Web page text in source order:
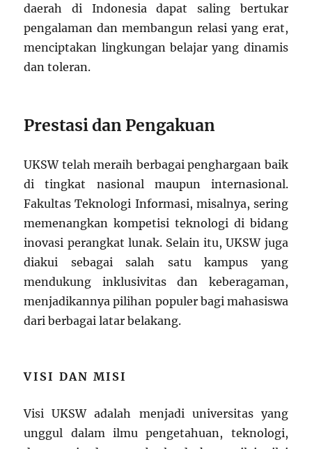
daerah di Indonesia dapat saling bertukar
pengalaman dan membangun relasi yang erat,
menciptakan lingkungan belajar yang dinamis
dan toleran.
Prestasi dan Pengakuan
UKSW telah meraih berbagai penghargaan baik
di tingkat nasional maupun internasional.
Fakultas Teknologi Informasi, misalnya, sering
memenangkan kompetisi teknologi di bidang
inovasi perangkat lunak. Selain itu, UKSW juga
diakui sebagai salah satu kampus yang
mendukung inklusivitas dan keberagaman,
menjadikannya pilihan populer bagi mahasiswa
dari berbagai latar belakang.
VISI DAN MISI
Visi UKSW adalah menjadi universitas yang
unggul dalam ilmu pengetahuan, teknologi,